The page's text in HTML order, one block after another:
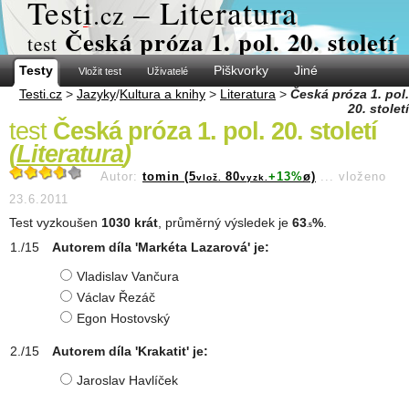
Testi.cz – Literatura
test Česká próza 1. pol. 20. století
Testy Vložit test Uživatelé Piškvorky
Jiné
Testi.cz > Jazyky/Kultura a knihy > Literatura > Česká próza 1. pol.
20. století
test Česká próza 1. pol. 20. století
(Literatura)
Autor: tomin (5vlož. 80vyzk. +13%ø) ... vloženo
23.6.2011
Test vyzkoušen 1030 krát , průměrný výsledek je 63 .5%
Autorem díla 'Markéta Lazarová' je:
Vladislav Vančura
Václav Řezáč
Egon Hostovský
Autorem díla 'Krakatit' je:
Jaroslav Havlíček